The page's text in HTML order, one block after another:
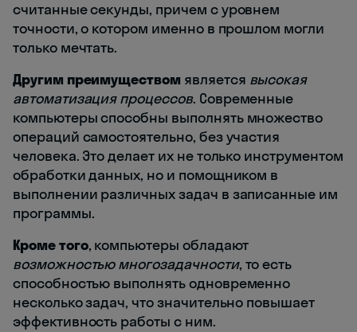
считанные секунды, причем с уровнем
точности, о котором именно в прошлом могли
только мечтать.
Другим преимуществом является высокая
автоматизация процессов. Современные
компьютеры способны выполнять множество
операций самостоятельно, без участия
человека. Это делает их не только инструментом
обработки данных, но и помощником в
выполнении различных задач в записанные им
программы.
Кроме того, компьютеры обладают
возможностью многозадачности, то есть
способностью выполнять одновременно
несколько задач, что значительно повышает
эффективность работы с ним.